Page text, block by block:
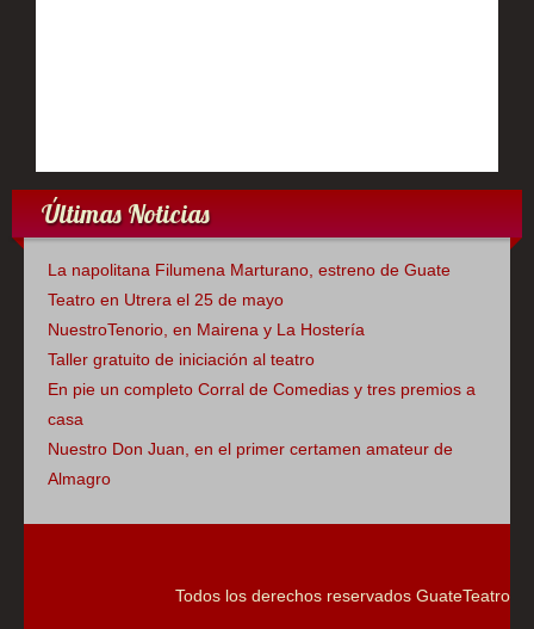
Últimas Noticias
La napolitana Filumena Marturano, estreno de Guate
Teatro en Utrera el 25 de mayo
NuestroTenorio, en Mairena y La Hostería
Taller gratuito de iniciación al teatro
En pie un completo Corral de Comedias y tres premios a
casa
Nuestro Don Juan, en el primer certamen amateur de
Almagro
Todos los derechos reservados GuateTeatro